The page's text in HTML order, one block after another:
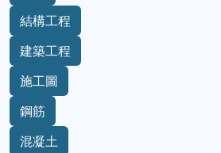
結構工程
建築工程
施工圖
鋼筋
混凝土